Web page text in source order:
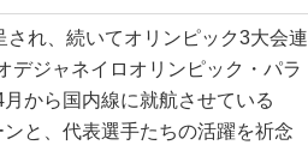
れ、続いてオリンピック3大会連
デジャネイロオリンピック・パラ
から国内線に就航させている
と、代表選手たちの活躍を祈念